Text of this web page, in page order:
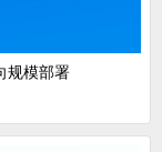
规模部署